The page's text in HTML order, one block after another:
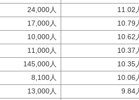
24,000人 11.02
17,000人 10.79
10,000人 10.62
11,000人 10.37
145,000人 10.35
8,100人 10.06
13,000人 9.84